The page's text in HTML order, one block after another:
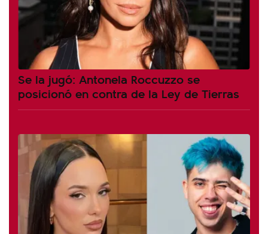
Se la jugó: Antonela Roccuzzo se
posicionó en contra de la Ley de Tierras